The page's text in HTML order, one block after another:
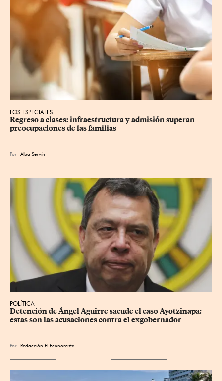
LOS ESPECIALES
Regreso a clases: infraestructura y admisión superan
preocupaciones de las familias
Por Alba Servín
POLÍTICA
Detención de Ángel Aguirre sacude el caso Ayotzinapa:
estas son las acusaciones contra el exgobernador
Por Redacción El Economista